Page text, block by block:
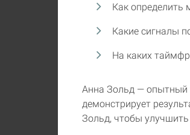
Как определить
Какие сигналы
На каких
Анна Зольд — опытный
демонстрирует
Зольд, чтобы улучшить